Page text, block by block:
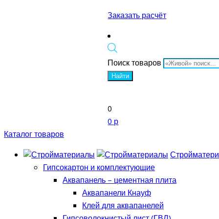
Заказать расчёт
Поиск товаров
Найти
0
0 р
Каталог товаров
Гипсокартон и комплектующие
Аквапанель – цементная плита
Аквапанели Кнауф
Клей для аквапанелей